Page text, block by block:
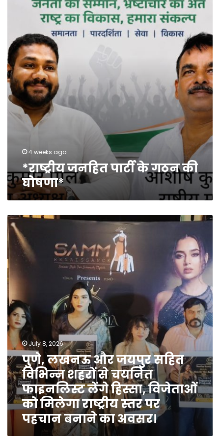
घोषणा*
4 weeks ago
*राष्ट्रीय जनहित पार्टी के गठन की
घोषणा*
पुणे,
लखनऊ
और
जयपुर
सहित
विभिन्न
शहरों
चयनित
फाइनलिस्ट
लेंगे
हिस्सा,
विजेताओं
को
मिलेगा
राष्ट्रीय
स्तर
पर
पहचान
बनाने
अवसर।
July 8, 2026
पुणे, लखनऊ और जयपुर सहित
विभिन्न शहरों से चयनित
फाइनलिस्ट लेंगे हिस्सा, विजेताओं
को मिलेगा राष्ट्रीय स्तर पर
पहचान बनाने का अवसर।